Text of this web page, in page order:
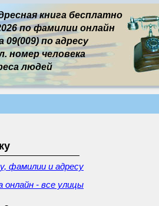
книга бесплатно
по фамилии онлайн
по адресу
человека
людей
фамилии и адресу
онлайн - все улицы